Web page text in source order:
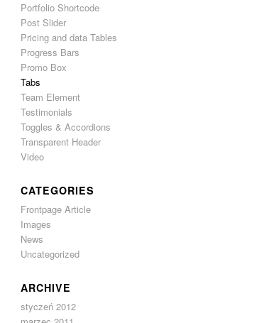
Portfolio Shortcode
Post Slider
Pricing and data Tables
Progress Bars
Promo Box
Tabs
Team Element
Testimonials
Toggles & Accordions
Transparent Header
Video
CATEGORIES
Frontpage Article
Images
News
Uncategorized
ARCHIVE
styczeń 2012